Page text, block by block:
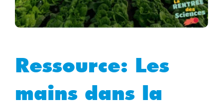
Ressource: Les
mains dans la